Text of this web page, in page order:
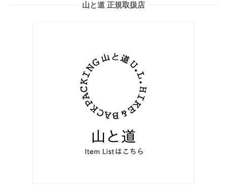
山と道 正規取扱店